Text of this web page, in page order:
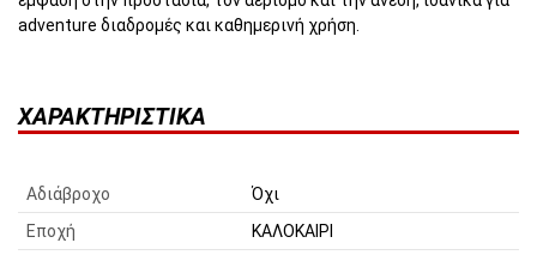
adventure διαδρομές και καθημερινή χρήση.
ΧΑΡΑΚΤΗΡΙΣΤΙΚΆ
Αδιάβροχο
Όχι
Εποχή
ΚΑΛΟΚΑΙΡΙ